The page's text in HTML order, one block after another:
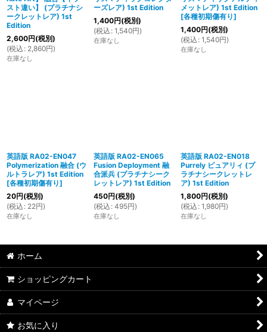
スト違い】 (プラチナシ
ークレットレア) 1st
Edition
2,600円(税別)
(税込 : 2,860円)
在庫なし
ーズレア) 1st Edition
1,400円(税別)
(税込 : 1,540円)
在庫なし
メットレア) 1st Edition
[各種初期傷有り]
1,400円(税別)
(税込 : 1,540円)
在庫なし
英語版 RA02-EN047
Polymerization 融合 (ウ
ルトラレア) 1st Edition
[各種初期傷有り]
20円(税別)
(税込 : 22円)
在庫なし
英語版 RA02-EN065
Fusion Deployment 融
合派兵 (プラチナシーク
レットレア) 1st Edition
450円(税別)
(税込 : 495円)
在庫なし
英語版 RA02-EN018
Purrely ピュアリィ (プ
ラチナシークレットレ
ア) 1st Edition
1,800円(税別)
(税込 : 1,980円)
在庫なし
ホーム
ショッピングカート
マイページ
お気に入り